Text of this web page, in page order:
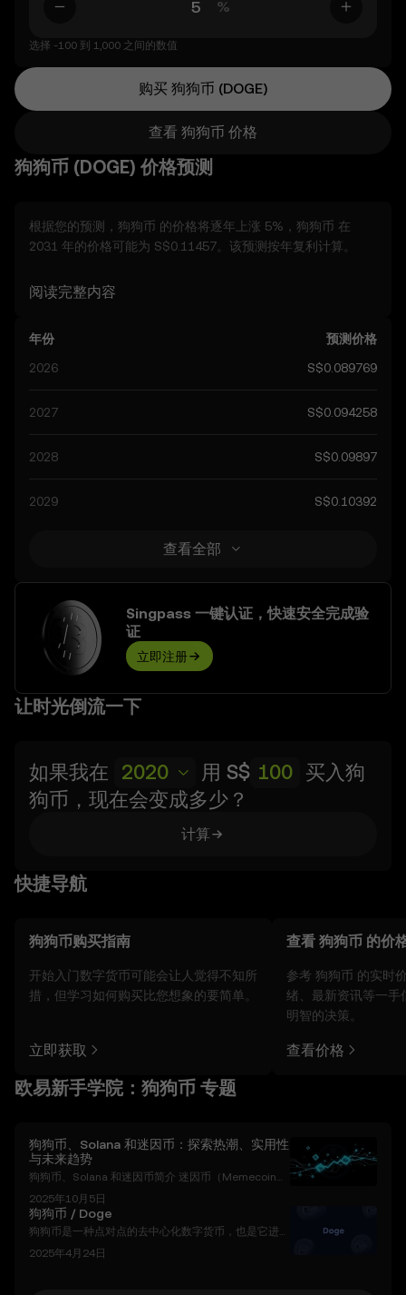
%
选择 -100 到 1,000 之间的数值
购买 狗狗币 (DOGE)
查看 狗狗币 价格
狗狗币 (DOGE) 价格预测
根据您的预测，狗狗币 的价格将逐年上涨 5%，狗狗币 在
2031 年的价格可能为 S$0.11457。该预测按年复利计算。
考虑到 狗狗币 的价格预测呈现上行趋势，年底有望升至
目前社群对 狗狗币 的预测价格区间为 S$0.089769 至
货币监管动态及该领域技术进展的影响。关注 狗狗币 的预测
阅读完整内容
年份
预测价格
2026
S$0.089769
2027 S$0.094258
2028 S$0.09897
2029 S$0.10392
查看全部
Singpass 一键认证，快速安全完成验
证
立即注册
让时光倒流一下
如果我在 2020 用 S$ 买入狗
狗币 ，现在会变成多少？
计算
快捷导航
狗狗币购买指南
开始入门数字货币可能会让人觉得不知所
措，但学习如何购买比您想象的要简单。
立即获取
查看 狗狗币 的价
参考 狗狗币 的实时
绪、最新资讯等一手
明智的决策。
查看价格
欧易新手学院：狗狗币 专题
狗狗币、Solana 和迷因币：探索热潮、实用性
与未来趋势
狗狗币、Solana 和迷因币简介 迷因币（Memecoin
s）彻底改变了加密货币领域，将互联网文化与区块链
技术相结合，创造了一个既充满投机性又引人入胜的市
场。在这些迷因币中，**狗狗币（Dogecoin，DOG
E） 是最初且最具标志性的迷因币，而 Solana（SO
L）**因其高速交易和低费用，成为推出新迷因币的首
2025年10月5日
狗狗币 / Doge
狗狗币是一种点对点的去中心化数字货币，也是它进行
交易的网络的名称。狗狗币起初是基于2013年流行的
一个玩笑。但是，其社区吸引力，启动机制和向社交网
2025年4月24日